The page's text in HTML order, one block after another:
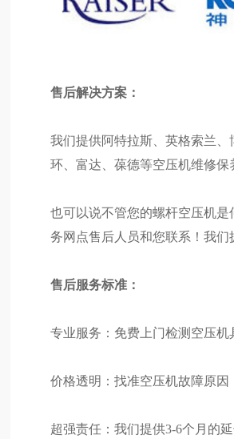
售后解决方案：
我们提供阿特拉斯、英格索兰
环、富达、葆德等空压机维修保
也可以说不管您的螺杆空压机
务网点售后人员和您联系！我
售后服务标准：
专业服务：免费上门检测空压
价格透明：找准空压机故障原
超强责任：我们提供3-6个月的